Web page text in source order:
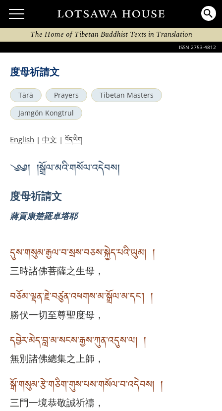
The Home of Tibetan Buddhist Texts in Translation
ISSN 2753-4812
度母祈請文
Tārā Prayers
Tibetan Masters
Jamgön Kongtrul
English | 中文 | བོད་ཡིག
༄༅། །སྒྲོལ་མའི་གསོལ་འདེབས།
度母祈請文
蔣貢康楚羅卓塔耶
དུས་གསུམ་རྒྱལ་བ་སྲས་བཅས་སྐྱེད་པའི་ཡུམ། །
三時諸佛菩薩之生母，
བཅོམ་ལྡན་རྗེ་བཙུན་འཕགས་མ་སྒྲོལ་མ་དང་། །
勝伏一切至尊聖度母，
དབྱེར་མེད་བླ་མ་སངས་རྒྱས་ཀུན་འདུས་ལ། །
無別諸佛總集之上師，
སྒོ་གསུམ་རྩེ་གཅིག་གུས་པས་གསོལ་བ་འདེབས། །
三門一境恭敬誠祈禱，